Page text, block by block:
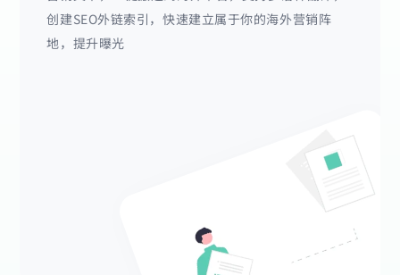
创建SEO外链索引，快速建立属于你的海外营销阵
地，提升曝光